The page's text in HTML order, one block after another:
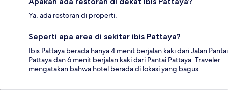
Ya, ada restoran di properti.
Seperti apa area di sekitar ibis Pattaya?
Ibis Pattaya berada hanya 4 menit berjalan kaki dari Jalan Pantai
Pattaya dan 6 menit berjalan kaki dari Pantai Pattaya. Traveler
mengatakan bahwa hotel berada di lokasi yang bagus.